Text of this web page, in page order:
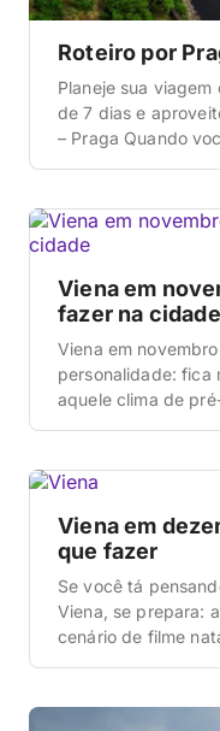
Roteiro por
Planeje sua
de 7 dias e
– Praga Quando
permitem fácil
[…]
Viena em
fazer na cidade
Viena em
personalidade: fica
aquele clima de
surpreendeu foi
Viena em
que fazer
Se você tá
Viena, se prepara:
cenário de filme
verdade — nada